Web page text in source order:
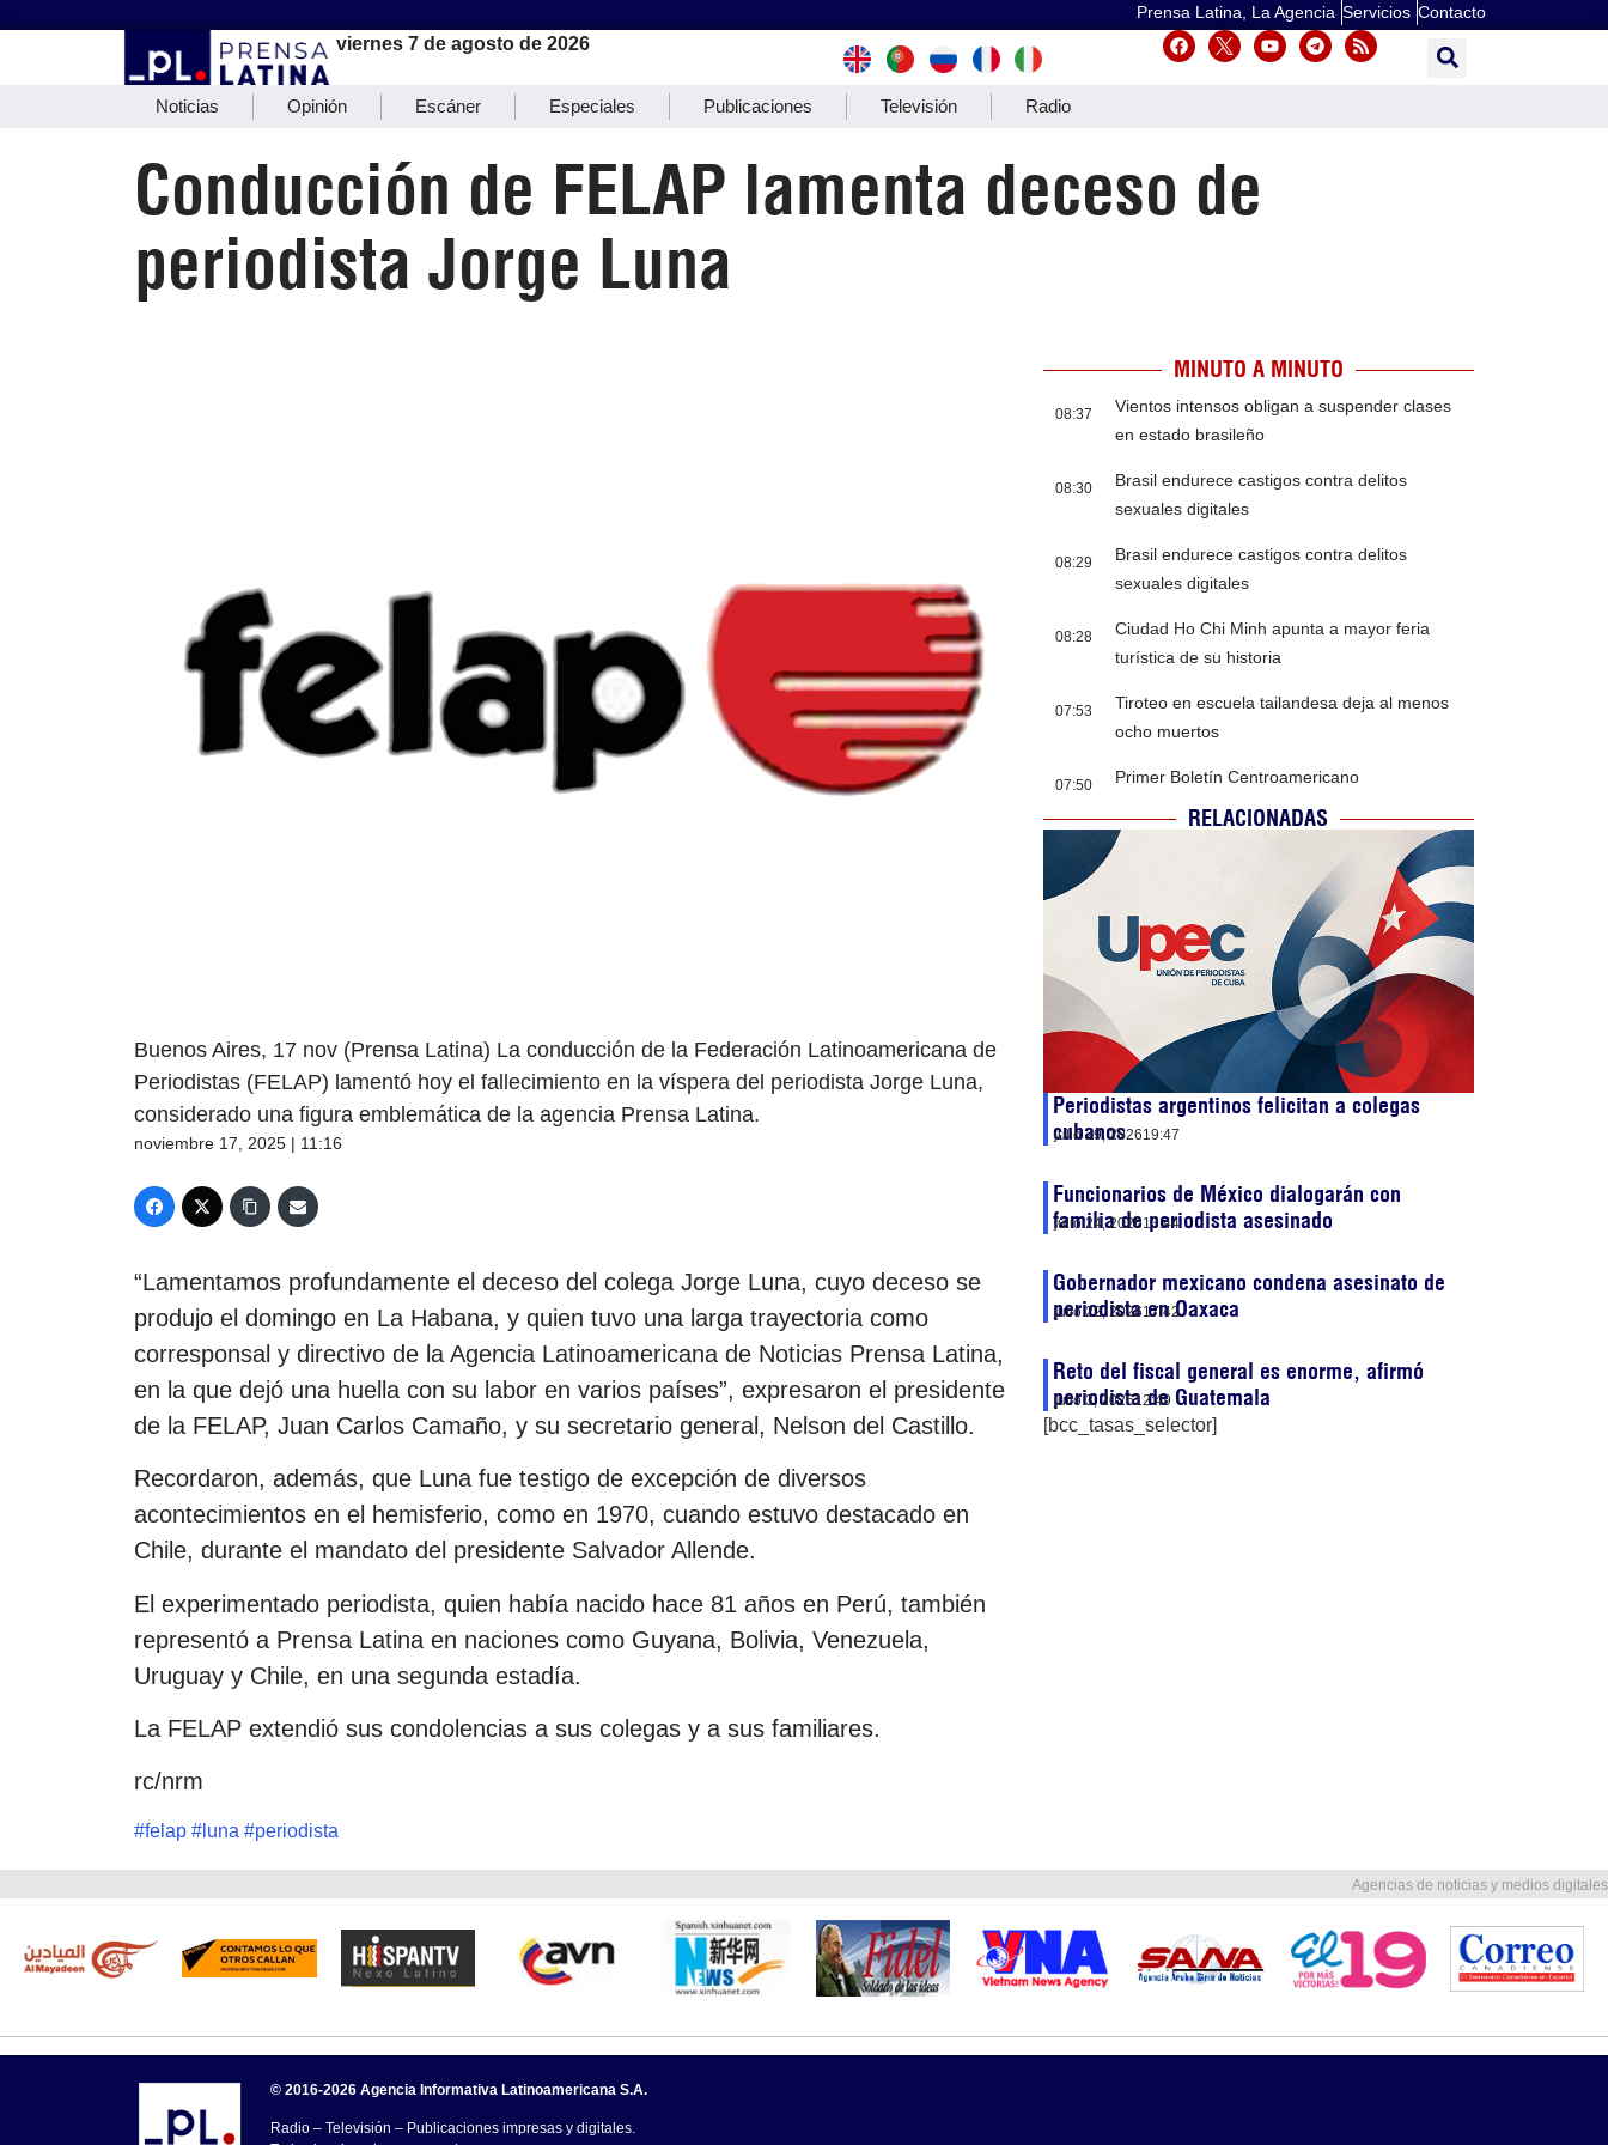
Prensa Latina, La Agencia Servicios Contacto
viernes 7 de agosto de 2026
Noticias Opinión Escáner Especiales Publicaciones Televisión Radio
Conducción de FELAP lamenta deceso de
periodista Jorge Luna
Buenos Aires, 17 nov (Prensa Latina) La conducción de la Federación Latinoamericana de
Periodistas (FELAP) lamentó hoy el fallecimiento en la víspera del periodista Jorge Luna,
considerado una figura emblemática de la agencia Prensa Latina.
noviembre 17, 2025 | 11:16
“Lamentamos profundamente el deceso del colega Jorge Luna, cuyo deceso se
produjo el domingo en La Habana, y quien tuvo una larga trayectoria como
corresponsal y directivo de la Agencia Latinoamericana de Noticias Prensa Latina,
en la que dejó una huella con su labor en varios países”, expresaron el presidente
de la FELAP, Juan Carlos Camaño, y su secretario general, Nelson del Castillo.
Recordaron, además, que Luna fue testigo de excepción de diversos
acontecimientos en el hemisferio, como en 1970, cuando estuvo destacado en
Chile, durante el mandato del presidente Salvador Allende.
El experimentado periodista, quien había nacido hace 81 años en Perú, también
representó a Prensa Latina en naciones como Guyana, Bolivia, Venezuela,
Uruguay y Chile, en una segunda estadía.
La FELAP extendió sus condolencias a sus colegas y a sus familiares.
rc/nrm
#felap # luna #periodista
MINUTO A MINUTO
08:37
Vientos intensos obligan a suspender clases
en estado brasileño
08:30
Brasil endurece castigos contra delitos
sexuales digitales
08:29
Brasil endurece castigos contra delitos
sexuales digitales
08:28
Ciudad Ho Chi Minh apunta a mayor feria
turística de su historia
07:53
Tiroteo en escuela tailandesa deja al menos
ocho muertos
07:50 Primer Boletín Centroamericano
RELACIONADAS
Periodistas argentinos felicitan a colegas
cubanos
julio 29, 202619:47
Funcionarios de México dialogarán con
familia de periodista asesinado
julio 24, 202613:44
Gobernador mexicano condena asesinato de
periodista en Oaxaca
julio 22, 202617:42
Reto del fiscal general es enorme, afirmó
periodista de Guatemala
julio 3, 202612:49
[bcc_tasas_selector]
Agencias de noticias y medios digitales
© 2016-2026 Agencia Informativa Latinoamericana S.A.
Radio – Televisión – Publicaciones impresas y digitales.